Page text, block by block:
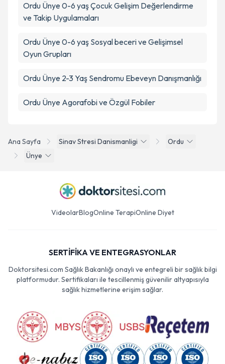
Ana Sayfa Sinav Stresi Danismanligi
Ordu
Ünye
Ordu Ünye 0-6 yaş Çocuk Gelişim Değerlendirme
ve Takip Uygulamaları
Ordu Ünye 0-6 yaş Sosyal beceri ve Gelişimsel
Oyun Grupları
Ordu Ünye 2-3 Yaş Sendromu Ebeveyn Danışmanlığı
Ordu Ünye Agorafobi ve Özgül Fobiler
VideolarBlogOnline TerapiOnline Diyet
SERTİFİKA VE ENTEGRASYONLAR
Doktorsitesi.com Sağlık Bakanlığı onaylı ve entegreli bir sağlık bilgi
platformudur. Sertifikaları ile tescillenmiş güvenilir altyapısıyla
sağlık hizmetlerine erişim sağlar.